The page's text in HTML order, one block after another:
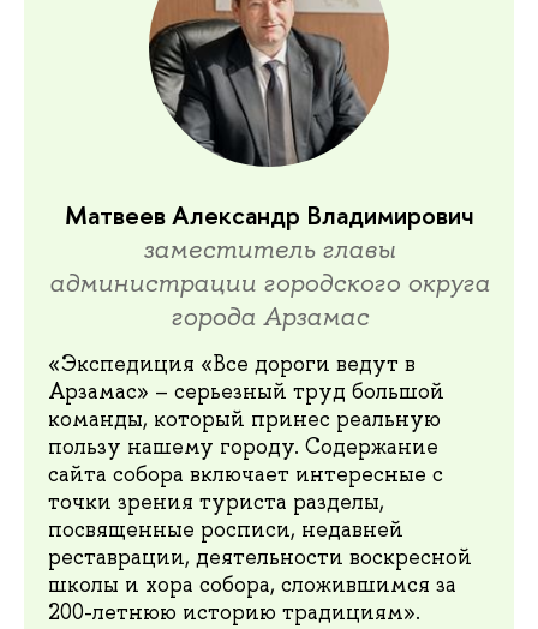
Матвеев Александр Владимирович
заместитель главы
администрации городского округа
города Арзамас
«Экспедиция «Все дороги ведут в
Арзамас» – серьезный труд большой
команды, который принес реальную
пользу нашему городу. Содержание
сайта собора включает интересные с
точки зрения туриста разделы,
посвященные росписи, недавней
реставрации, деятельности воскресной
школы и хора собора, сложившимся за
200-летнюю историю традициям».